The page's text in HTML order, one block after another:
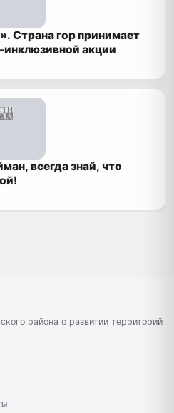
Страна гор принимает
инклюзивной акции
района о развитии территорий